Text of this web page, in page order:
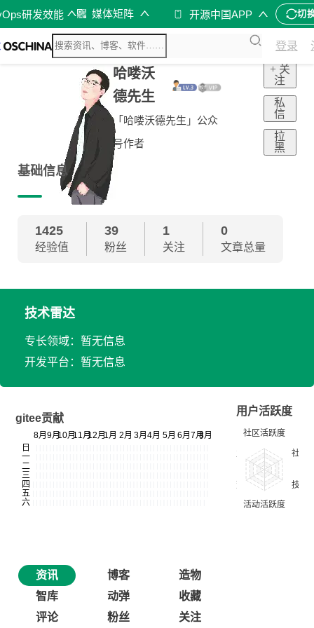
研发效能 媒体矩阵 开源中国APP 切
登录
哈喽沃
德先生
「哈喽沃德先生」公众
号作者
+ 关
注
私
信
拉
黑
基础信息
1425
经验值
39
粉丝
1
关注
0
文章总量
技术雷达
专长领域：暂无信息
开发平台：暂无信息
gitee贡献
用户活跃度
资讯 博客
造物
智库
动弹
收藏
评论
粉丝 关注